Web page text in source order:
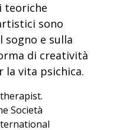
teoriche
sono
sogno e sulla
di creatività
la vita psichica.
Società